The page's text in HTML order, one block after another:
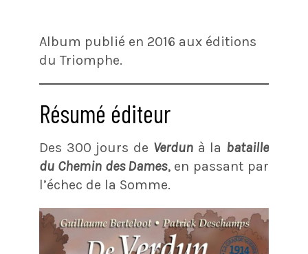
Album publié en 2016 aux éditions
du Triomphe.
Résumé éditeur
Des 300 jours de Verdunà la bataille
du Chemin des Dames, en passant par
l’échec de la Somme.